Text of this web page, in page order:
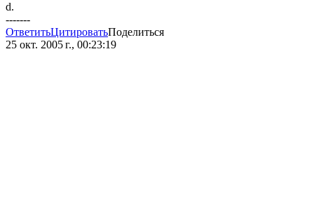
d.
-------
ОтветитьЦитироватьПоделиться
25 окт. 2005 г., 00:23:19